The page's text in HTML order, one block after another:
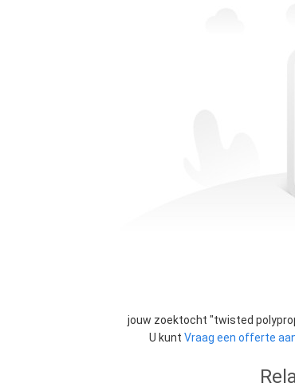
jouw zoektocht "twisted
U kunt Vraag een offerte